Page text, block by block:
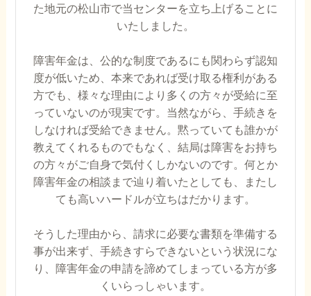
た地元の松山市で当センターを立ち上げることに
いたしました。
障害年金は、公的な制度であるにも関わらず認知
度が低いため、本来であれば受け取る権利がある
方でも、様々な理由により多くの方々が受給に至
っていないのが現実です。当然ながら、手続きを
しなければ受給できません。黙っていても誰かが
教えてくれるものでもなく、結局は障害をお持ち
の方々がご自身で気付くしかないのです。何とか
障害年金の相談まで辿り着いたとしても、またし
ても高いハードルが立ちはだかります。
そうした理由から、請求に必要な書類を準備する
事が出来ず、手続きすらできないという状況にな
り、障害年金の申請を諦めてしまっている方が多
くいらっしゃいます。